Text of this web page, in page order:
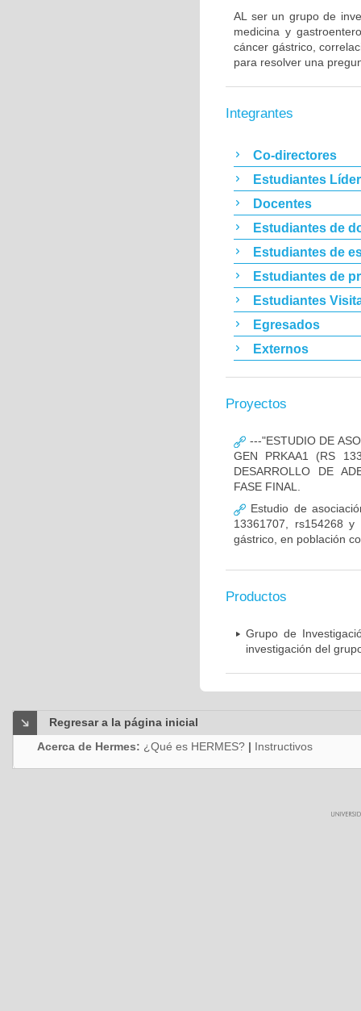
AL ser un grupo de
medicina y
cáncer gástrico,
para resolver una
Integrantes
Co-directores
Estudiantes
Docentes
Estudiantes de
Estudiantes de
Estudiantes de
Estudiantes
Egresados
Externos
Proyectos
---"ESTUDIO DE
GEN PRKAA1 (RS
DESARROLLO DE
FASE FINAL.
Estudio de
13361707, rs154268 y
gástrico, en población
Productos
Grupo de
investigación del
Regresar a la página inicial
Acerca de Hermes: ¿Qué es HERMES? | Instructivos